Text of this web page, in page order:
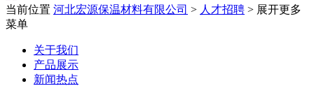
当前位置 河北宏源保温材料有限公司 > 人才招聘 > 展开更多
菜单
关于我们
产品展示
新闻热点